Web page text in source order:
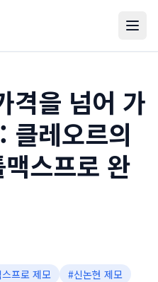
격을 넘어 가
클레오르의
스프로 완
프로 제모 #신논현 제모